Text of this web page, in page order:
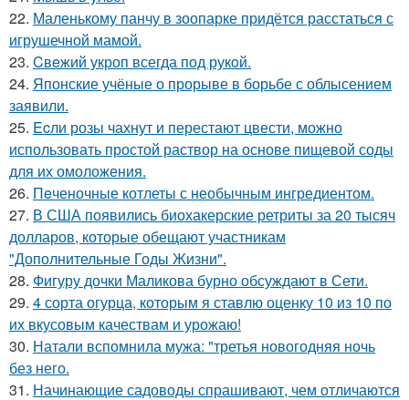
22. Маленькому панчу в зоопарке придётся расстаться с
игрушечной мамой.
23. Cвeжий укроп всегда под рукoй.
24. Японские учёные о прорыве в борьбе с облысением
заявили.
25. Ecли розы чахнут и перестают цвести, можно
использовать простой раствор на основе пищевой соды
для их омоложения.
26. Пeченочные котлеты с необычным ингредиентом.
27. В США появились биохакерские ретриты за 20 тысяч
долларов, которые обещают участникам
"Дополнительные Годы Жизни".
28. Фигуру дочки Маликова бурно обсуждают в Сети.
29. 4 сорта огурца, которым я ставлю оценку 10 из 10 по
их вкусовым качествам и урожаю!
30. Натали вспомнила мужа: "третья новогодняя ночь
без него.
31. Начинающие садоводы спрашивают, чем отличаются